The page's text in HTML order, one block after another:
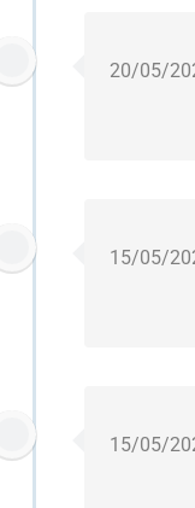
20/05/
15/05/
15/05/